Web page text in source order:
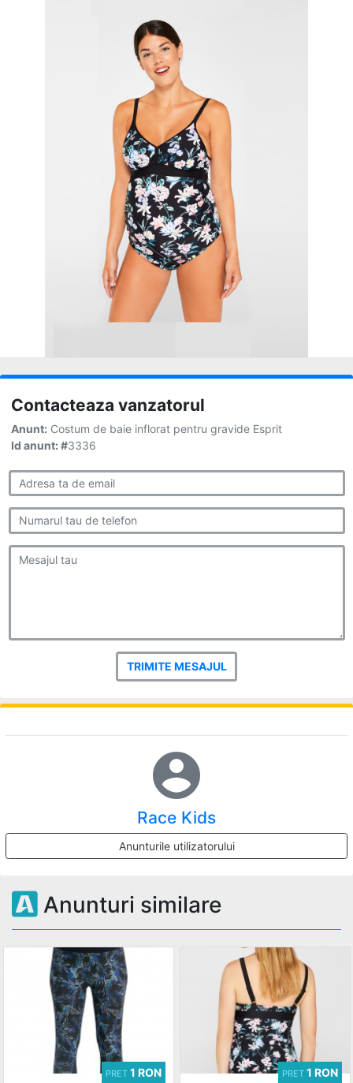
Contacteaza vanzatorul
Anunt: Costum de baie inflorat pentru gravide Esprit
Id anunt: #3336
TRIMITE MESAJUL
account_circle
Race Kids
Anunturile utilizatorului
Anunturi similare
PRET1 RON PRET1 RON